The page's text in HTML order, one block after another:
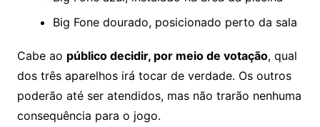
Big Fone dourado, posicionado perto da sala
Cabe ao público decidir, por meio de votação, qual
dos três aparelhos irá tocar de verdade. Os outros
poderão até ser atendidos, mas não trarão nenhuma
consequência para o jogo.